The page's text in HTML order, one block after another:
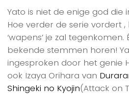
Yato is niet de enige god die
Hoe verder de serie vordert
‘wapens’ je zal tegenkomen.
bekende stemmen horen!
ingesproken door het genie
ook Izaya Orihara van
Shingeki no Kyojin(Attack on